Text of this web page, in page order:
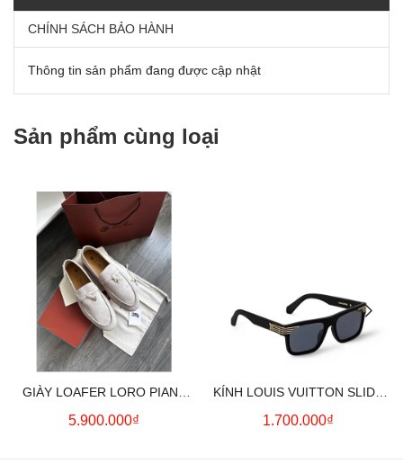
CHÍNH SÁCH BẢO HÀNH
Thông tin sản phẩm đang được cập nhật
Sản phẩm cùng loại
GIÀY LOAFER LORO PIANA
SUMMER CHARMS (CREAM)
5.900.000₫
KÍNH LOUIS VUITTON SLIDE
SQUARE SUNGLASSES
1.700.000₫